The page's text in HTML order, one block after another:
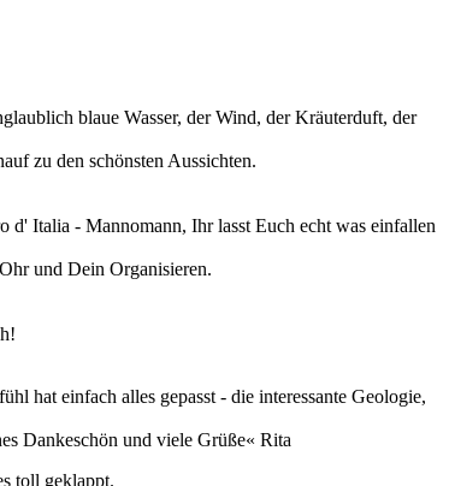
blaue Wasser, der Wind, der Kräuterduft, der
zu den schönsten Aussichten.
Italia - Mannomann, Ihr lasst Euch echt was einfallen
und Dein Organisieren.
hat einfach alles gepasst - die interessante Geologie,
Dankeschön und viele Grüße« Rita
toll geklappt.